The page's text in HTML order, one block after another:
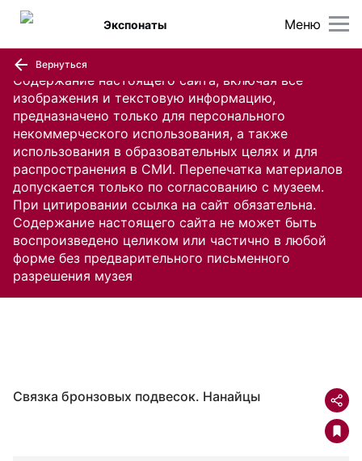
Содержание настоящего сайта, включая все
изображения и текстовую информацию,
предназначено только для персонального
некоммерческого использования, а также
использования в образовательных целях и для
распространения в СМИ. Перепечатка материалов
допускается только по согласованию с музеем.
При цитировании ссылка на сайт обязательна.
Содержание настоящего сайта не может быть
воспроизведено целиком или частично в любой
форме без предварительного письменного
разрешения музея
Меню
Экспонаты
Вернуться
Связка бронзовых подвесок. Нанайцы